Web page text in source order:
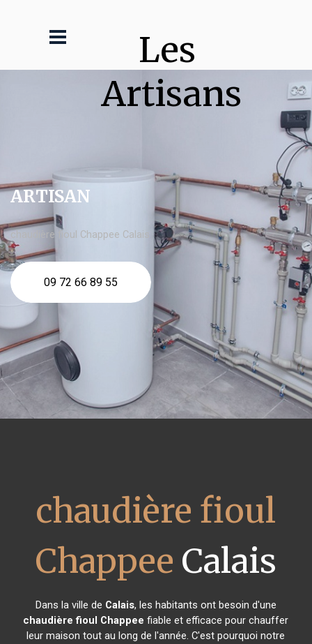
Les
Artisans
ARTISAN
chaudière fioul Chappee Calais
09 72 66 89 55
chaudière fioul
Chappee Calais
Dans la ville de Calais, les habitants ont besoin d'une
chaudière fioul Chappee fiable et efficace pour chauffer
leur maison tout au long de l'année. C'est pourquoi notre